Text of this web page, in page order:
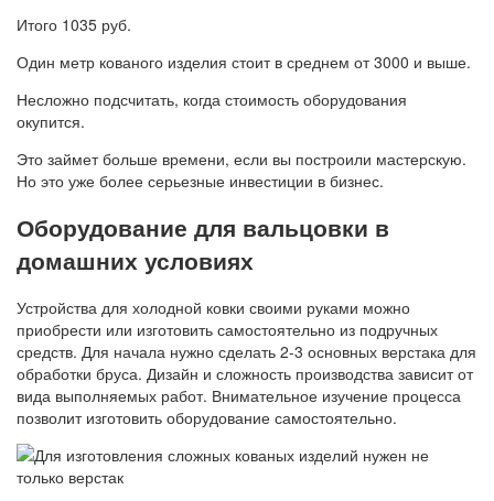
Итого 1035 руб.
Один метр кованого изделия стоит в среднем от 3000 и выше.
Несложно подсчитать, когда стоимость оборудования
окупится.
Это займет больше времени, если вы построили мастерскую.
Но это уже более серьезные инвестиции в бизнес.
Оборудование для вальцовки в
домашних условиях
Устройства для холодной ковки своими руками можно
приобрести или изготовить самостоятельно из подручных
средств. Для начала нужно сделать 2-3 основных верстака для
обработки бруса. Дизайн и сложность производства зависит от
вида выполняемых работ. Внимательное изучение процесса
позволит изготовить оборудование самостоятельно.